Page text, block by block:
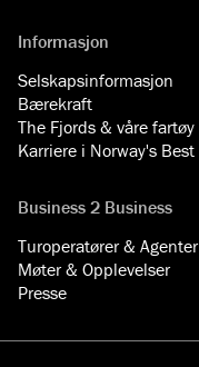
Informasjon
Selskapsinformasjon
Bærekraft
The Fjords & våre fartøy
Karriere i Norway's Best
Business 2 Business
Turoperatører & Agenter
Møter & Opplevelser
Presse